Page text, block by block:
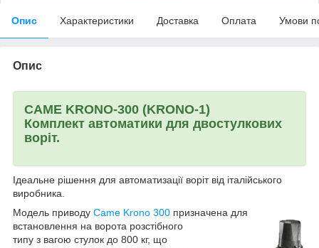
Опис Характеристики Доставка Оплата Умови
Опис
CAME KRONO-300 (KRONO-1)
Комплект автоматики для двостулкових
воріт.
Ідеальне рішення для автоматизації воріт від італійського
виробника.
Модель приводу Came Krono 300 призначена для
встановлення на ворота розстібного
типу з вагою стулок до 800 кг, що